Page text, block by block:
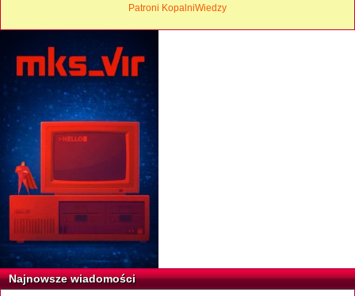
Patroni KopalniWiedzy
Najnowsze wiadomości